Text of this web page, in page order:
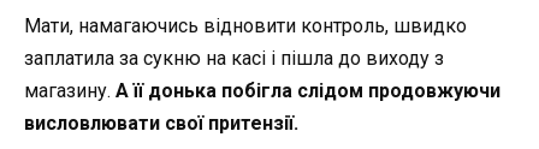
Мати, намагаючись відновити контроль, швидко
заплатила за сукню на касі і пішла до виходу з
магазину. А її донька побігла слідом продовжуючи
висловлювати свої притензії.